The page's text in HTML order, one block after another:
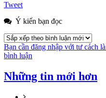
Tweet
Ý kiến bạn đọc
Bạn cần đăng nhập với tư cách là
bình luận
Những tin mới hơn